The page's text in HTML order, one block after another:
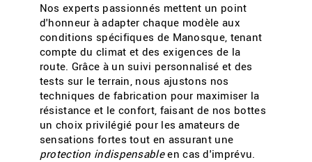
Nos experts passionnés mettent un point
d'honneur à adapter chaque modèle aux
conditions spécifiques de Manosque, tenant
compte du climat et des exigences de la
route. Grâce à un suivi personnalisé et des
tests sur le terrain, nous ajustons nos
techniques de fabrication pour maximiser la
résistance et le confort, faisant de nos bottes
un choix privilégié pour les amateurs de
sensations fortes tout en assurant une
protection indispensableen cas d'imprévu.